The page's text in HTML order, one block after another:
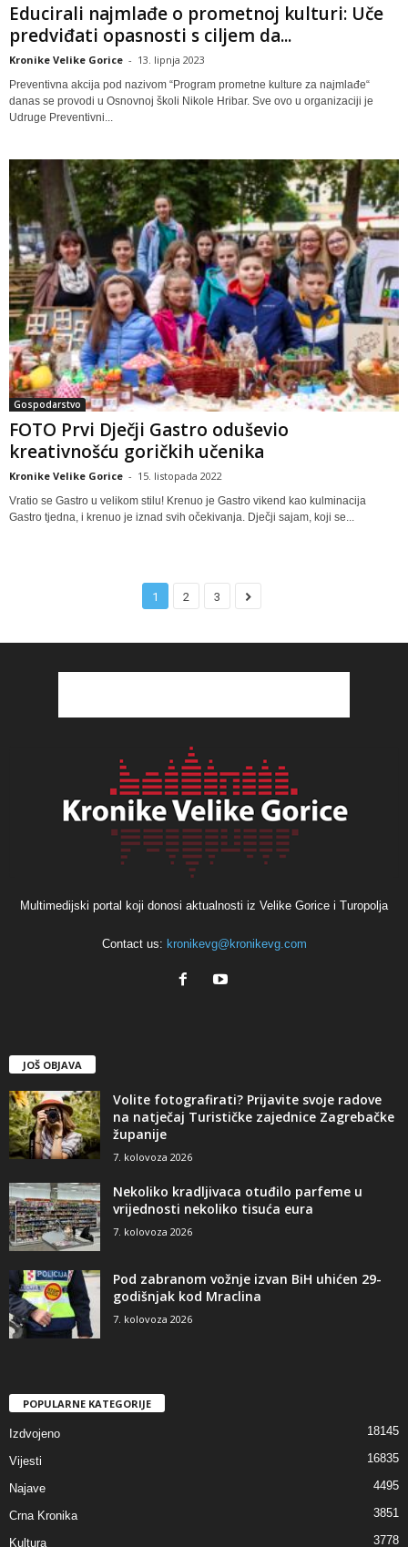
Educirali najmlađe o prometnoj kulturi: Uče
predviđati opasnosti s ciljem da...
Kronike Velike Gorice - 13. lipnja 2023
Preventivna akcija pod nazivom “Program prometne kulture za najmlađe“
danas se provodi u Osnovnoj školi Nikole Hribar. Sve ovo u organizaciji je
Udruge Preventivni...
Gospodarstvo
FOTO Prvi Dječji Gastro oduševio
kreativnošću goričkih učenika
Kronike Velike Gorice - 15. listopada 2022
Vratio se Gastro u velikom stilu! Krenuo je Gastro vikend kao kulminacija
Gastro tjedna, i krenuo je iznad svih očekivanja. Dječji sajam, koji se...
1 2 3
Multimedijski portal koji donosi aktualnosti iz Velike Gorice i Turopolja
Contact us: kronikevg@kronikevg.com
JOŠ OBJAVA
Volite fotografirati? Prijavite svoje radove
na natječaj Turističke zajednice Zagrebačke
županije
7. kolovoza 2026
Nekoliko kradljivaca otuđilo parfeme u
vrijednosti nekoliko tisuća eura
7. kolovoza 2026
Pod zabranom vožnje izvan BiH uhićen 29-
godišnjak kod Mraclina
7. kolovoza 2026
POPULARNE KATEGORIJE
Izdvojeno 18145
Vijesti 16835
Najave 4495
Crna Kronika 3851
Kultura 3778